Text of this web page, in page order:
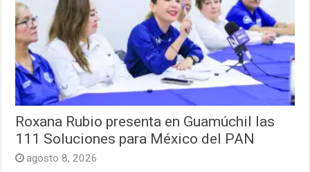
Roxana Rubio presenta en Guamúchil las
111 Soluciones para México del PAN
agosto 8, 2026